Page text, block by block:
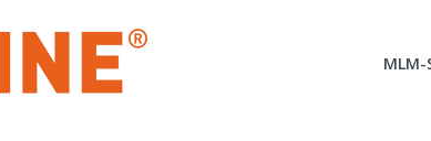
MLM-